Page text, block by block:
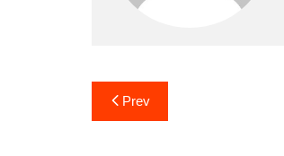
Navigasi
pos
Prev